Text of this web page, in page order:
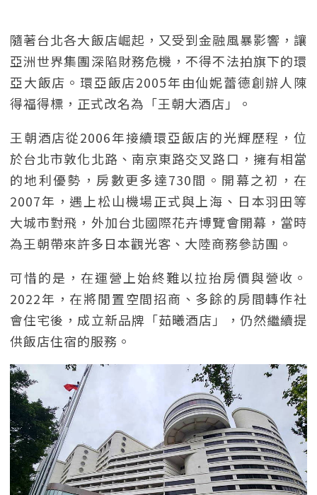
隨著台北各大飯店崛起，又受到金融風暴影響，讓
亞洲世界集團深陷財務危機，不得不法拍旗下的環
亞大飯店。環亞飯店2005年由仙妮蕾德創辦人陳
得福得標，正式改名為「王朝大酒店」。
王朝酒店從2006年接續環亞飯店的光輝歷程，位
於台北市敦化北路、南京東路交叉路口，擁有相當
的地利優勢，房數更多達730間。開幕之初，在
2007年，遇上松山機場正式與上海、日本羽田等
大城市對飛，外加台北國際花卉博覽會開幕，當時
為王朝帶來許多日本觀光客、大陸商務參訪團。
可惜的是，在運營上始終難以拉抬房價與營收。
2022年，在將閒置空間招商、多餘的房間轉作社
會住宅後，成立新品牌「茹曦酒店」，仍然繼續提
供飯店住宿的服務。